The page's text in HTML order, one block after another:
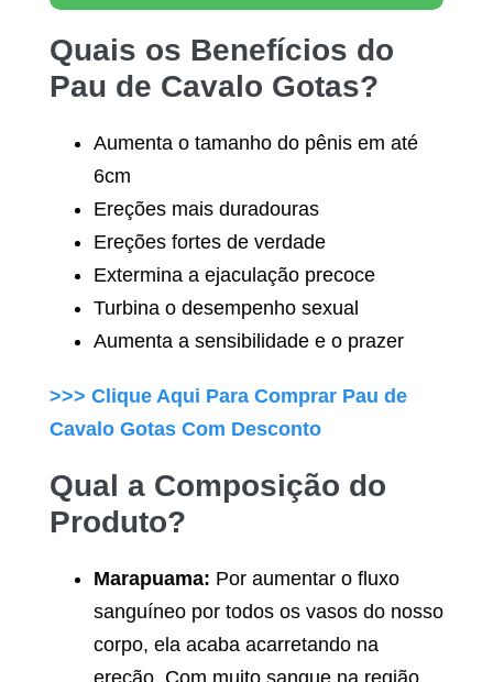
Quais os Benefícios do
Pau de Cavalo Gotas?
Aumenta o tamanho do pênis em até
6cm
Ereções mais duradouras
Ereções fortes de verdade
Extermina a ejaculação precoce
Turbina o desempenho sexual
Aumenta a sensibilidade e o prazer
>>> Clique Aqui Para Comprar Pau de
Cavalo Gotas Com Desconto
Qual a Composição do
Produto?
Marapuama: Por aumentar o fluxo
sanguíneo por todos os vasos do nosso
corpo, ela acaba acarretando na
ereção. Com muito sangue na região